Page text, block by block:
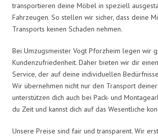
transportieren deine Möbel in speziell
Fahrzeugen. So stellen wir sicher, dass deine
Transports keinen Schaden nehmen.
Bei Umzugsmeister Vogt Pforzheim legen wir
Kundenzufriedenheit. Daher bieten wir dir
Service, der auf deine individuellen
Wir übernehmen nicht nur den Transport
unterstützen dich auch bei Pack- und
du Zeit und kannst dich auf das Wesentliche
Unsere Preise sind fair und transparent. Wir